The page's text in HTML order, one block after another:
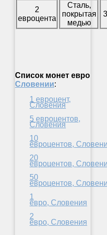
2
евроцента
Сталь,
покрытая
медью
Список монет евро
Словении:
1 евроцент,
Словения
5 евроцентов,
Словения
10
евроцентов,
20
евроцентов,
50
евроцентов,
1
евро, Словения
2
евро, Словения